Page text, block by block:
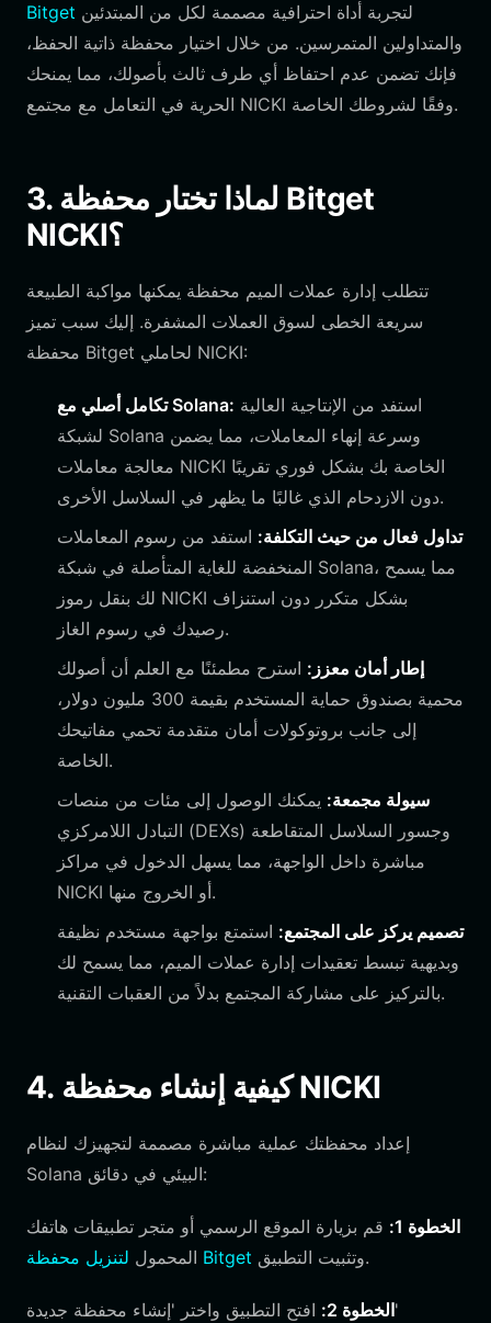
Bitget
والمتداولين المتمرسين. من خلال اختيار محفظة ذاتية الحفظ،
فإنك تضمن عدم احتفاظ أي طرف ثالث بأصولك، مما يمنحك
الحرية في التعامل مع مجتمع NICKI وفقًا لشروطك الخاصة.
3. لماذا تختار محفظة Bitget
NICKI؟
تتطلب إدارة عملات الميم محفظة يمكنها مواكبة الطبيعة
سريعة الخطى لسوق العملات المشفرة. إليك سبب تميز
محفظة Bitget لحاملي NICKI:
تكامل أصلي مع Solana:
لشبكة Solana وسرعة إنهاء المعاملات، مما يضمن
معالجة معاملات NICKI الخاصة بك بشكل فوري تقريبًا
دون الازدحام الذي غالبًا ما يظهر في السلاسل الأخرى.
تداول فعال من حيث التكلفة: استفد من رسوم المعاملات
المنخفضة للغاية المتأصلة في شبكة Solana، مما يسمح
لك بنقل رموز NICKI بشكل متكرر دون استنزاف
رصيدك في رسوم الغاز.
إطار أمان معزز: استرح مطمئنًا مع العلم أن أصولك
محمية بصندوق حماية المستخدم بقيمة 300 مليون دولار،
إلى جانب بروتوكولات أمان متقدمة تحمي مفاتيحك
الخاصة.
سيولة مجمعة: يمكنك الوصول إلى مئات من منصات
التبادل اللامركزي (DEXs) وجسور السلاسل المتقاطعة
مباشرة داخل الواجهة، مما يسهل الدخول في مراكز
NICKI أو الخروج منها.
تصميم يركز على المجتمع: استمتع بواجهة مستخدم نظيفة
وبديهية تبسط تعقيدات إدارة عملات الميم، مما يسمح لك
بالتركيز على مشاركة المجتمع بدلاً من العقبات التقنية.
4. كيفية إنشاء محفظة NICKI
إعداد محفظتك عملية مباشرة مصممة لتجهيزك لنظام
Solana البيئي في دقائق:
الخطوة 1:
قم بزيارة الموقع الرسمي أو متجر تطبيقات هاتفك
المحمول لتنزيل محفظة Bitget وتثبيت التطبيق.
الخطوة 2:
افتح التطبيق واختر 'إنشاء محفظة جديدة'